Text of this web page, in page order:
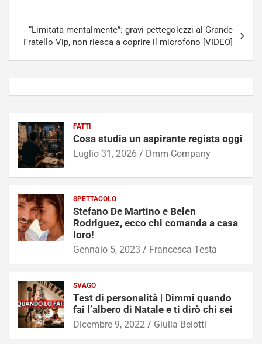
“Limitata mentalmente”: gravi pettegolezzi al Grande
Fratello Vip, non riesca a coprire il microfono [VIDEO]
FATTI
Cosa studia un aspirante regista oggi
Luglio 31, 2026 Dmm Company
SPETTACOLO
Stefano De Martino e Belen
Rodriguez, ecco chi comanda a casa
loro!
Gennaio 5, 2023 Francesca Testa
SVAGO
Test di personalità | Dimmi quando
fai l’albero di Natale e ti dirò chi sei
Dicembre 9, 2022 Giulia Belotti